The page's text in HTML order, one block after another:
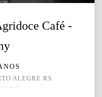
Café -
ALEGRE RS